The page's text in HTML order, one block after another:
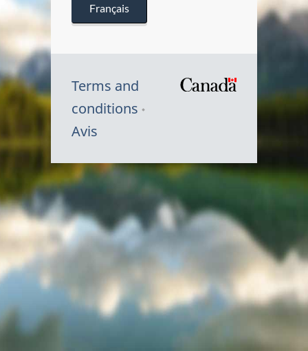
Français
Terms and
conditions
Avis
Symbole
du